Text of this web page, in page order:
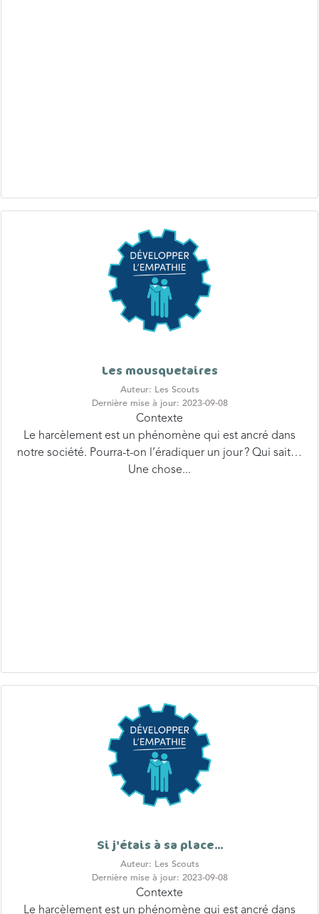
Auteur: Les Scouts
Dernière mise à jour: 2023-09-08
Contexte
Le harcèlement est un phénomène qui est ancré dans
notre société. Pourra-t-on l’éradiquer un jour ? Qui sait…
Une chose...
Auteur: Les Scouts
Dernière mise à jour: 2023-09-08
Contexte
Le harcèlement est un phénomène qui est ancré dans
notre société. Pourra-t-on l’éradiquer un jour ? Qui sait…